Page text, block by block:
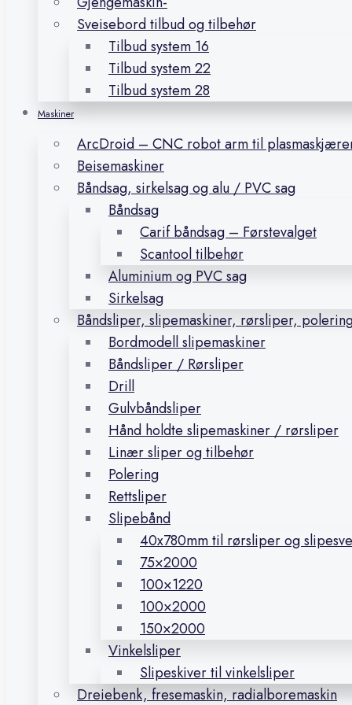
Sveisebord tilbud og tilbehør
Tilbud system 16
Tilbud system 22
Tilbud system 28
Maskiner
ArcDroid – CNC robot arm til
Beisemaskiner
Båndsag, sirkelsag og alu / PVC sag
Båndsag
Carif båndsag – Førstevalget
Scantool tilbehør
Aluminium og PVC sag
Sirkelsag
Båndsliper, slipemaskiner, rørsliper,
Bordmodell slipemaskiner
Båndsliper / Rørsliper
Drill
Gulvbåndsliper
Hånd holdte slipemaskiner / rørsliper
Linær sliper og tilbehør
Polering
Rettsliper
Slipebånd
40x780mm til rørsliper og
75×2000
100×1220
100×2000
150×2000
Vinkelsliper
Slipeskiver til vinkelsliper
Dreiebenk, fresemaskin, radialboremaskin